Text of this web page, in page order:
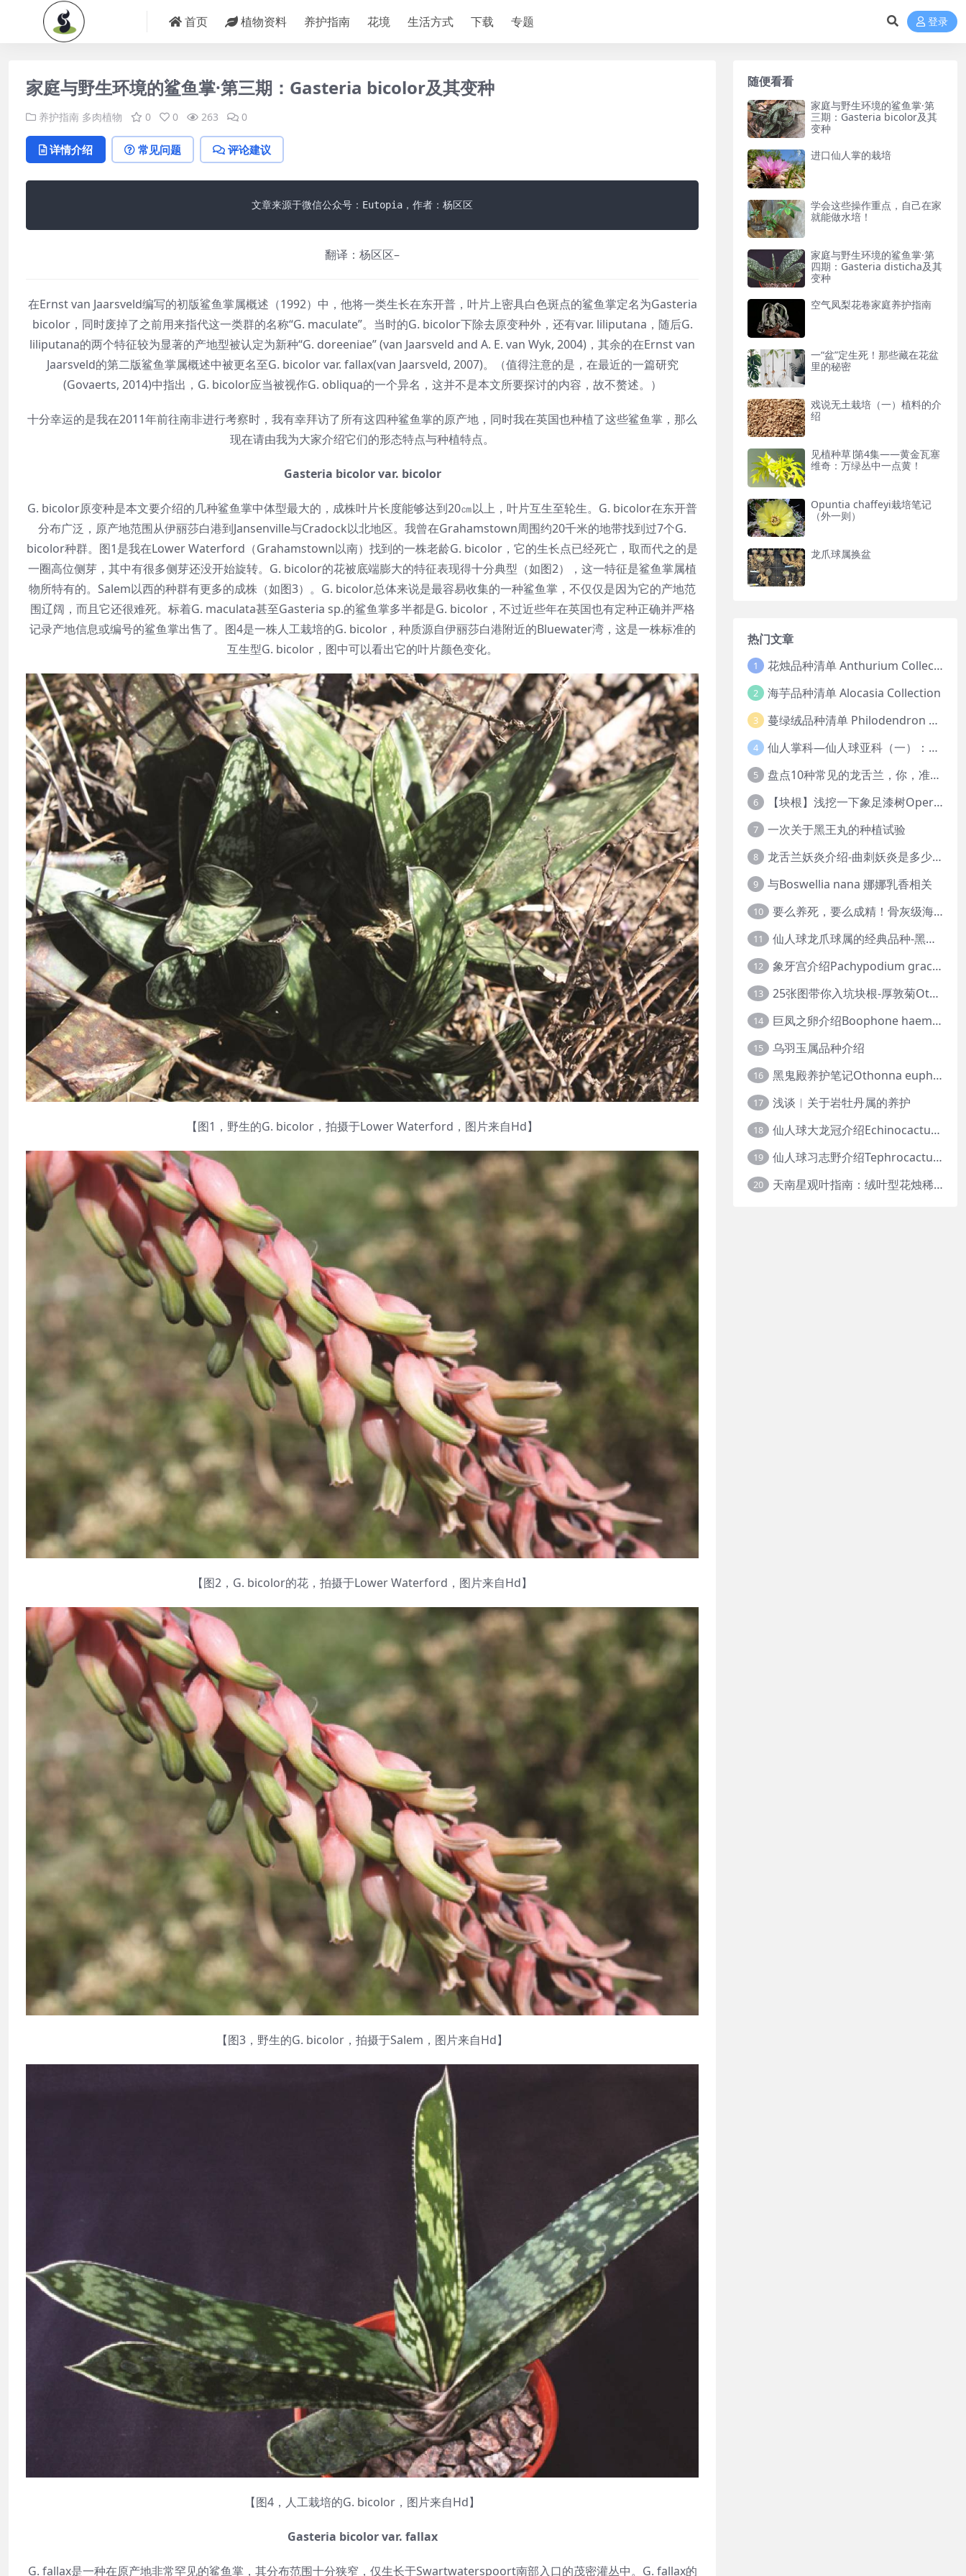
首页 植物资料 养护指南 花境 生活方式 下载 专题 登录
家庭与野生环境的鲨鱼掌·第三期：Gasteria bicolor及其变种
养护指南 多肉植物 0 0 263 0
详情介绍 常见问题 评论建议
文章来源于微信公众号：Eutopia，作者：杨区区
翻译：杨区区–
在Ernst van Jaarsveld编写的初版鲨鱼掌属概述（1992）中，他将一类生长在东开普，叶片上密具白色斑点的鲨鱼掌定名为Gasteria
bicolor，同时废掉了之前用来指代这一类群的名称“G. maculate”。当时的G. bicolor下除去原变种外，还有var. liliputana，随后G.
liliputana的两个特征较为显著的产地型被认定为新种“G. doreeniae” (van Jaarsveld and A. E. van Wyk, 2004)，其余的在Ernst van
Jaarsveld的第二版鲨鱼掌属概述中被更名至G. bicolor var. fallax(van Jaarsveld, 2007)。（值得注意的是，在最近的一篇研究
(Govaerts, 2014)中指出，G. bicolor应当被视作G. obliqua的一个异名，这并不是本文所要探讨的内容，故不赘述。）
十分幸运的是我在2011年前往南非进行考察时，我有幸拜访了所有这四种鲨鱼掌的原产地，同时我在英国也种植了这些鲨鱼掌，那么
现在请由我为大家介绍它们的形态特点与种植特点。
Gasteria bicolor var. bicolor
G. bicolor原变种是本文要介绍的几种鲨鱼掌中体型最大的，成株叶片长度能够达到20㎝以上，叶片互生至轮生。G. bicolor在东开普
分布广泛，原产地范围从伊丽莎白港到Jansenville与Cradock以北地区。我曾在Grahamstown周围约20千米的地带找到过7个G.
bicolor种群。图1是我在Lower Waterford（Grahamstown以南）找到的一株老龄G. bicolor，它的生长点已经死亡，取而代之的是
一圈高位侧芽，其中有很多侧芽还没开始旋转。G. bicolor的花被底端膨大的特征表现得十分典型（如图2），这一特征是鲨鱼掌属植
物所特有的。Salem以西的种群有更多的成株（如图3）。G. bicolor总体来说是最容易收集的一种鲨鱼掌，不仅仅是因为它的产地范
围辽阔，而且它还很难死。标着G. maculata甚至Gasteria sp.的鲨鱼掌多半都是G. bicolor，不过近些年在英国也有定种正确并严格
记录产地信息或编号的鲨鱼掌出售了。图4是一株人工栽培的G. bicolor，种质源自伊丽莎白港附近的Bluewater湾，这是一株标准的
互生型G. bicolor，图中可以看出它的叶片颜色变化。
【图1，野生的G. bicolor，拍摄于Lower Waterford，图片来自Hd】
【图2，G. bicolor的花，拍摄于Lower Waterford，图片来自Hd】
【图3，野生的G. bicolor，拍摄于Salem，图片来自Hd】
【图4，人工栽培的G. bicolor，图片来自Hd】
Gasteria bicolor var. fallax
G. fallax是一种在原产地非常罕见的鲨鱼掌，其分布范围十分狭窄，仅生长于Swartwaterspoort南部入口的茂密灌丛中。G. fallax的
随便看看
家庭与野生环境的鲨鱼掌·第
三期：Gasteria bicolor及其
变种
进口仙人掌的栽培
学会这些操作重点，自己在家
就能做水培！
家庭与野生环境的鲨鱼掌·第
四期：Gasteria disticha及其
变种
空气凤梨花卷家庭养护指南
一“盆”定生死！那些藏在花盆
里的秘密
戏说无土栽培（一）植料的介
绍
见植种草∣第4集——黄金瓦塞
维奇：万绿丛中一点黄！
Opuntia chaffeyi栽培笔记
（外一则）
龙爪球属换盆
热门文章
1 花烛品种清单 Anthurium Collection
2 海芋品种清单 Alocasia Collection
3 蔓绿绒品种清单 Philodendron Collection
4 仙人掌科—仙人球亚科（一）：岩牡丹
5 盘点10种常见的龙舌兰，你，准备好入坑了吗？
6 【块根】浅挖一下象足漆树Operculicarya pachypus
7 一次关于黑王丸的种植试验
8 龙舌兰妖炎介绍-曲刺妖炎是多少人的梦中情人？
9 与Boswellia nana 娜娜乳香相关
10 要么养死，要么成精！骨灰级海芋养护攻略
11 仙人球龙爪球属的经典品种-黑王丸系列的产地介绍
12 象牙宫介绍Pachypodium gracilius
13 25张图带你入坑块根-厚敦菊Othonna
14 巨凤之卵介绍Boophone haemanthoides
15 乌羽玉属品种介绍
16 黑鬼殿养护笔记Othonna euphorbioides
17 浅谈︱关于岩牡丹属的养护
18 仙人球大龙冠介绍Echinocactus polycephalus
19 仙人球习志野介绍Tephrocactus geometricus
20 天南星观叶指南：绒叶型花烛稀有种质 · 帝王花烛等